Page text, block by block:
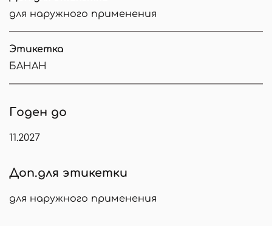
для наружного применения
Этикетка
БАНАН
Годен до
11.2027
Доп.для этикетки
для наружного применения